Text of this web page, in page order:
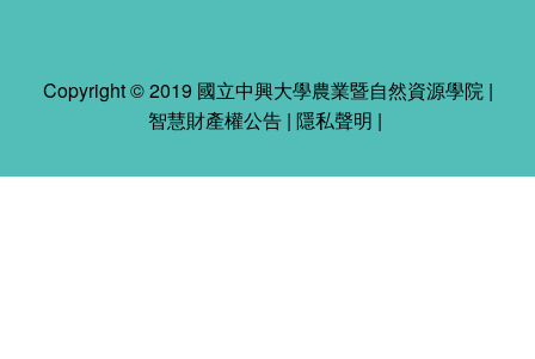
Copyright © 2019 國立中興大學農業暨自然資源學院 |
智慧財產權公告 | 隱私聲明 |